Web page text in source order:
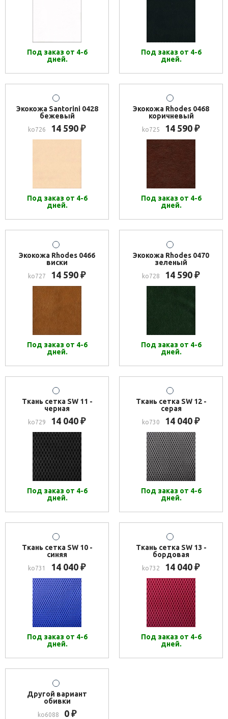
Под заказ от 4-6
дней.
Под заказ от 4-6
дней.
Экокожа Santorini 0428
бежевый
ko726 14 590 ₽
Под заказ от 4-6
дней.
Экокожа Rhodes 0468
коричневый
ko725 14 590 ₽
Под заказ от 4-6
дней.
Экокожа Rhodes 0466
виски
ko727 14 590 ₽
Под заказ от 4-6
дней.
Экокожа Rhodes 0470
зеленый
ko728 14 590 ₽
Под заказ от 4-6
дней.
Ткань сетка SW 11 -
черная
ko729 14 040 ₽
Под заказ от 4-6
дней.
Ткань сетка SW 12 -
серая
ko730 14 040 ₽
Под заказ от 4-6
дней.
Ткань сетка SW 10 -
синяя
ko731 14 040 ₽
Под заказ от 4-6
дней.
Ткань сетка SW 13 -
бордовая
ko732 14 040 ₽
Под заказ от 4-6
дней.
Другой вариант
обивки
ko6088 0 ₽